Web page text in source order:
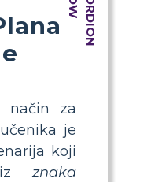
način za
je
koji
iz znaka